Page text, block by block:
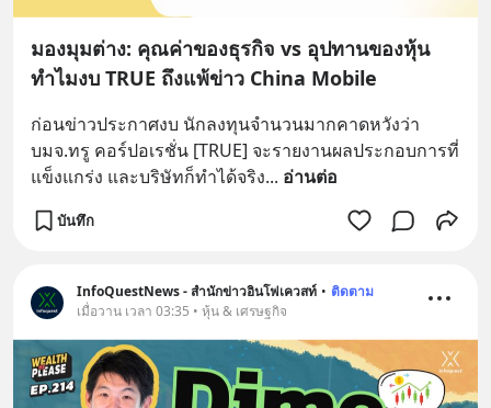
มองมุมต่าง: คุณค่าของธุรกิจ vs อุปทานของหุ้น
ทำไมงบ TRUE ถึงแพ้ข่าว China Mobile
ก่อนข่าวประกาศงบ นักลงทุนจำนวนมากคาดหวังว่า
บมจ.ทรู คอร์ปอเรชั่น [TRUE] จะรายงานผลประกอบการที่
แข็งแกร่ง และบริษัทก็ทำได้จริง... อ่านต่อ
บันทึก
InfoQuestNews - สำนักข่าวอินโฟเควสท์ • ติดตาม
เมื่อวาน เวลา 03:35 • หุ้น & เศรษฐกิจ